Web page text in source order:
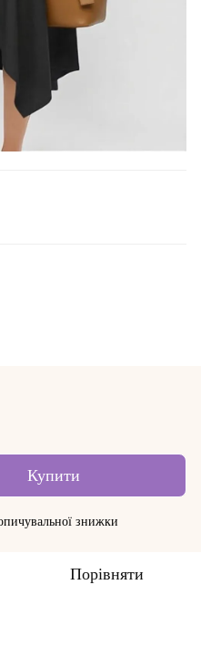
Купити
знижки
Порівняти